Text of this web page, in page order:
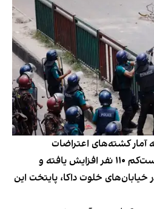
آمار کشته‌های اعتراضات
دانشجویی در بنگلادش به دست‌کم ۱۱۰ نفر افزایش یافته و
خیابان‌های خلوت داکا، پایتخت این